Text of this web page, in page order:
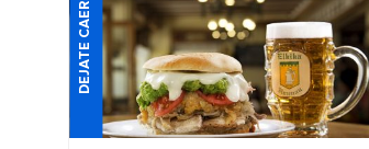
DEJATE CAER